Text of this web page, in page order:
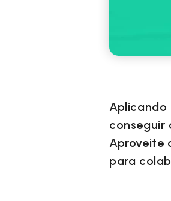
Aplicando
conseguir
Aproveite
para